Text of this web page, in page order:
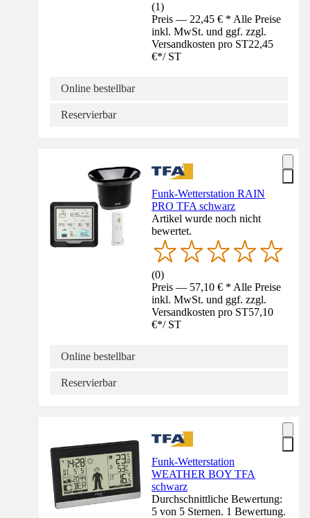
(1)
Preis — 22,45 € * Alle Preise
inkl. MwSt. und ggf. zzgl.
Versandkosten pro ST22,45
€*/ ST
Online bestellbar
Reservierbar
Funk-Wetterstation RAIN
PRO TFA schwarz
Artikel wurde noch nicht
bewertet.
(0)
Preis — 57,10 € * Alle Preise
inkl. MwSt. und ggf. zzgl.
Versandkosten pro ST57,10
€*/ ST
Online bestellbar
Reservierbar
Funk-Wetterstation
WEATHER BOY TFA
schwarz
Durchschnittliche Bewertung:
5 von 5 Sternen. 1 Bewertung.